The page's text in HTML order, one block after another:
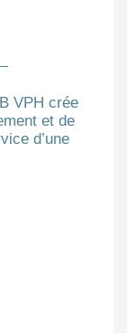
VPH crée
et de
d’une